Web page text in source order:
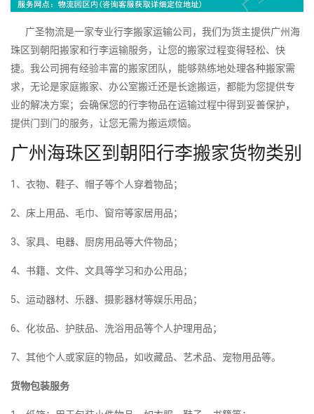
广圣物流是一家专业行李搬家运输公司，我们为货主提供广州海
珠区到朝阳搬家和行李运输服务，让您的搬家过程变得轻松、快
捷。我公司拥有经验丰富的搬家团队，能够熟练地处理各种搬家需
求，无论是家庭搬家、办公室搬迁还是长途搬运，都能为您提供专
业的解决方案；会确保您的行李物品在运输过程中得到妥善保护，
提供门到门的服务，让您无需为搬运烦恼。
广州海珠区到朝阳行李搬家货物类别
1、衣物、鞋子、帽子等个人穿着物品；
2、床上用品、毛巾、窗帘等家居用品；
3、家具、电器、厨房用品等大件物品；
4、书籍、文件、文具等学习和办公用品；
5、运动器材、乐器、摄影器材等娱乐用品；
6、化妆品、护肤品、洗浴用品等个人护理用品；
7、其他个人或家庭的物品，如收藏品、艺术品、宠物用品等。
货物包装服务